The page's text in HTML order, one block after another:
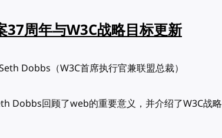
周年与W3C战略目标更新
Dobbs（W3C首席执行官兼联盟总裁）
Dobbs回顾了web的重要意义，并介绍了W3C战略